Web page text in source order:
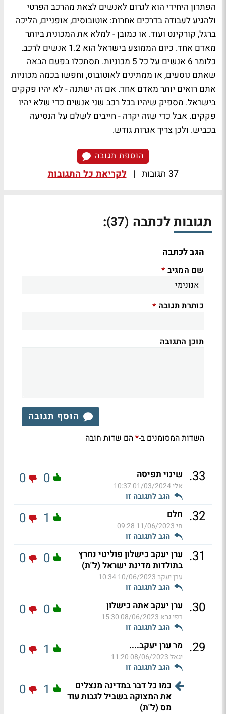
הפתרון היחידי הוא לגרום לאנשים לצאת מהרכב הפרטי
ולהגיע לעבודה בדרכים אחרות: אוטובוסים, אופניים, הליכה
ברגל, קורקינט ועוד. או כמובן - למלא את המכונית ביותר
מאדם אחד. כיום הממוצע בישראל הוא 1.2 אנשים לרכב.
כלומר 6 אנשים על כל 5 מכוניות. תסתכלו בפעם הבאה
שאתם נוסעים, או ממתינים לאוטובוס, וחפשו בכמה מכוניות
אתם רואים יותר מאדם אחד. אם זה ישתנה - לא יהיו פקקים
בישראל. מספיק שיהיו בכל רכב שני אנשים כדי שלא יהיו
פקקים. אבל כדי שזה יקרה - חייבים לשלם על הנסיעה
בכביש. ולכן צריך אגרות גודש.
הוספת תגובה
37 תגובות | לקריאת כל התגובות
תגובות לכתבה (37)
:
הגב לכתבה
שם המגיב *
כותרת תגובה *
תוכן התגובה
הוסף תגובה
השדות המסומנים ב-*הם שדות חובה
33
. שינוי תפיסה
אלי01/03/2024 10:37
הגב לתגובה זו
0
0
32
. חלם
חי11/06/2023 09:28
הגב לתגובה זו
1
0
31
. ערן יעקב כישלון פוליטי נחרץ
בתולדות מדינת ישראל (ל"ת)
ערן יעקב10/06/2023 10:34
הגב לתגובה זו
0
0
30
. ערן יעקב אתה כישלון
רפי גבא 08/06/2023 15:30
הגב לתגובה זו
0
0
29
. מר ערן יעקב....
יגאל08/06/2023 11:20
הגב לתגובה זו
1
0
כמו כל דבר במדינה מנצלים
את המצוקה בשביל לגבות עוד
מס (ל"ת)
1
0